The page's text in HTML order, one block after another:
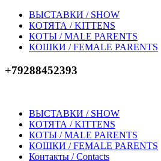
ВЫСТАВКИ / SHOW
КОТЯТА / KITTENS
КОТЫ / MALE PARENTS
КОШКИ / FEMALE PARENTS
+79288452393
ВЫСТАВКИ / SHOW
КОТЯТА / KITTENS
КОТЫ / MALE PARENTS
КОШКИ / FEMALE PARENTS
Контакты / Contacts